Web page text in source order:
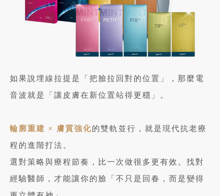
如果說埋線拉提是「把臉拉回對的位置」，那麼電
音波就是「讓皮膚在新位置站得更穩」。
輪廓重建 × 膚質強化的雙軌並行，就是現代抗老療
程的進階打法。
選對策略與療程節奏，比一次做很多更有效。找對
經驗醫師，才能讓你的臉「不只是回春，而是變得